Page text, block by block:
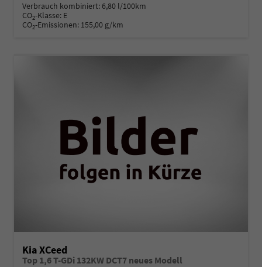
Verbrauch kombiniert:6,80 l/100km
CO2-Klasse: E
CO2-Emissionen: 155,00 g/km
Kia XCeed
Top 1,6 T-GDi 132KW DCT7 neues Modell